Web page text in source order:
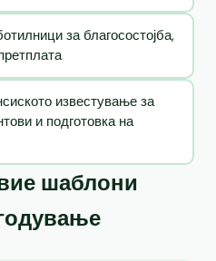
за благосостојба,
известување за
и подготовка на
шаблони